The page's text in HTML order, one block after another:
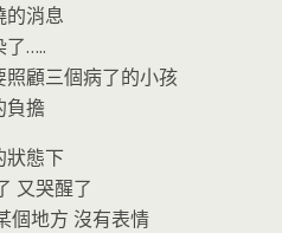
的消息
了…..
顧三個病了的小孩
負擔
狀態下
又哭醒了
個地方 沒有表情